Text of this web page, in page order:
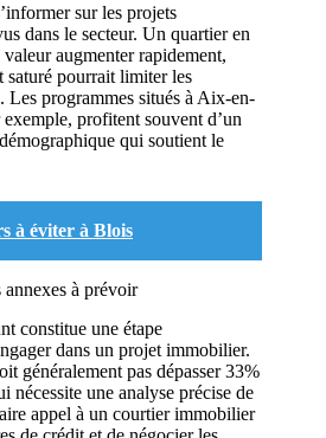
sur les projets
dans le secteur. Un quartier en
augmenter rapidement,
saturé pourrait limiter les
Les programmes situés à Aix-en-
profitent souvent d’un
qui soutient le
à éviter à Blois
à prévoir
constitue une étape
dans un projet immobilier.
généralement pas dépasser 33%
nécessite une analyse précise de
appel à un courtier immobilier